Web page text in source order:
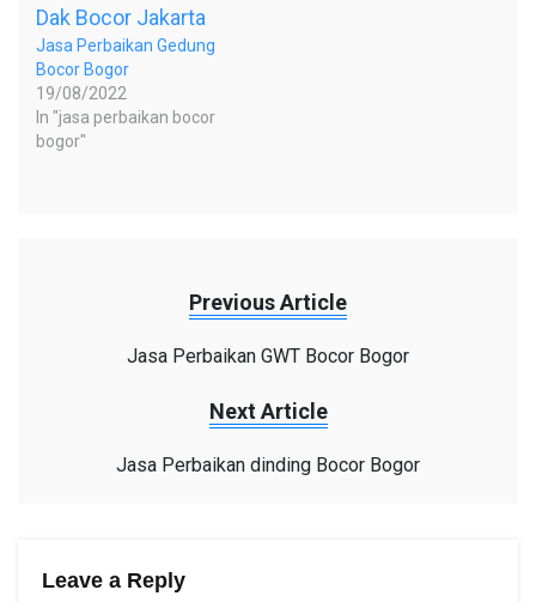
Jasa Perbaikan Gedung
Bocor Bogor
19/08/2022
In "jasa perbaikan bocor
bogor"
Previous Article
Jasa Perbaikan GWT Bocor Bogor
Next Article
Jasa Perbaikan dinding Bocor Bogor
Leave a Reply